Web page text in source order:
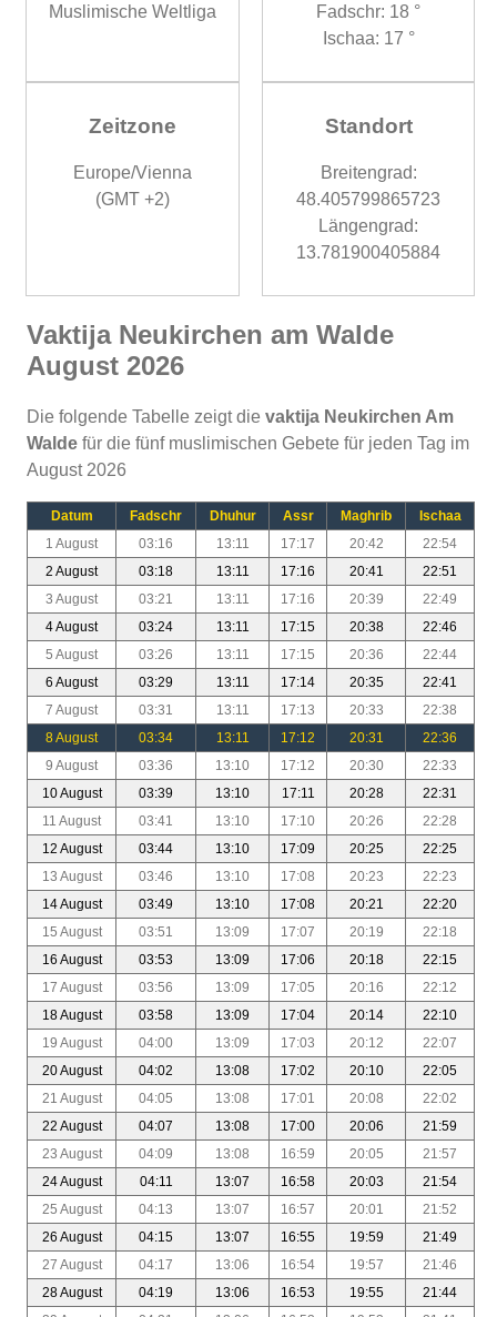
Muslimische Weltliga
Fadschr: 18 °
Ischaa: 17 °
Zeitzone
Europe/Vienna
(GMT +2)
Standort
Breitengrad:
48.405799865723
Längengrad:
13.781900405884
Vaktija Neukirchen am Walde
August 2026
Die folgende Tabelle zeigt die vaktija Neukirchen Am
Walde für die fünf muslimischen Gebete für jeden Tag im
August 2026
Datum Fadschr Dhuhur Assr Maghrib
Ischaa
1 August
03:16 13:11 17:17 20:42
22:54
2 August
03:18 13:11 17:16 20:41
22:51
3 August
03:21 13:11 17:16 20:39
22:49
4 August
03:24 13:11 17:15 20:38
22:46
5 August
03:26 13:11 17:15 20:36
22:44
6 August
03:29 13:11 17:14 20:35
22:41
7 August
03:31 13:11 17:13 20:33
22:38
8 August
03:34 13:11 17:12 20:31
22:36
9 August
03:36 13:10 17:12 20:30
22:33
10 August
03:39 13:10 17:11 20:28
22:31
11 August
03:41 13:10 17:10 20:26
22:28
12 August
03:44 13:10 17:09 20:25
22:25
13 August
03:46 13:10 17:08 20:23
22:23
14 August
03:49 13:10 17:08 20:21
22:20
15 August
03:51 13:09 17:07 20:19
22:18
16 August
03:53 13:09 17:06 20:18
22:15
17 August
03:56 13:09 17:05 20:16
22:12
18 August
03:58 13:09 17:04 20:14
22:10
19 August
04:00 13:09 17:03 20:12
22:07
20 August
04:02 13:08 17:02 20:10
22:05
21 August
04:05 13:08 17:01 20:08
22:02
22 August
04:07 13:08 17:00 20:06
21:59
23 August
04:09 13:08 16:59 20:05
21:57
24 August
04:11 13:07 16:58 20:03
21:54
25 August
04:13 13:07 16:57 20:01
21:52
26 August
04:15 13:07 16:55 19:59
21:49
27 August
04:17 13:06 16:54 19:57
21:46
28 August
04:19 13:06 16:53 19:55
21:44